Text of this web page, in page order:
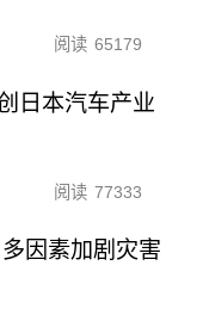
阅读 65179
日本汽车产业
阅读 77333
因素加剧灾害